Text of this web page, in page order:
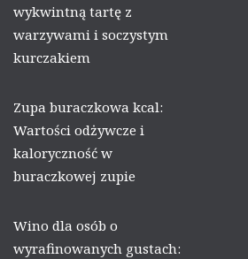
wykwintną tartę z
warzywami i soczystym
kurczakiem
Zupa buraczkowa kcal:
Wartości odżywcze i
kaloryczność w
buraczkowej zupie
Wino dla osób o
wyrafinowanych gustach: